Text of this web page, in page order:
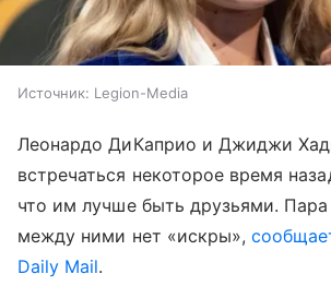
Источник: Legion-Media
Леонардо ДиКаприо и Джиджи
встречаться некоторое время
что им лучше быть друзьями. Пара
между ними нет «искры»,
Daily Mail.